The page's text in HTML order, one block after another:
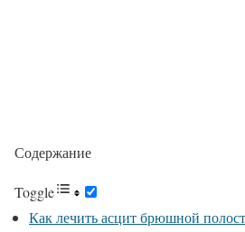
Содержание
Toggle
Как лечить асцит брюшной